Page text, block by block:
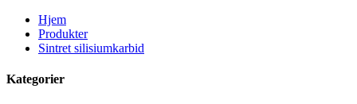
Hjem
Produkter
Sintret silisiumkarbid
Kategorier